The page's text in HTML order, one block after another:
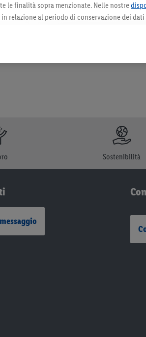
I prodotti qui reclamizzati, soprattutto
Sostenibilità
le finalità sopra menzionate. Nelle nostre
relazione al periodo di conservazione dei